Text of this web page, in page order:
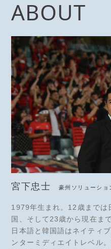
ABOUT
宮下忠士 豪州ソリューショ
1979年生まれ。12歳までは
国、そして23歳から現在ま
日本語と韓国語はネイティ
ンターミディエイトレベル